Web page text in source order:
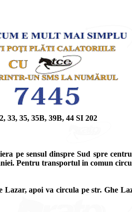
35, 35B, 39B, 44 SI 202
pe sensul dinspre Sud spre
Pentru transportul in comun
apoi va circula pe str. Ghe